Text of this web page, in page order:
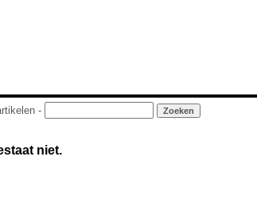
-
niet.